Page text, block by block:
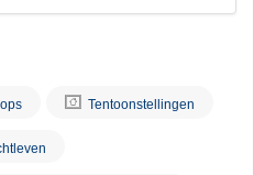
Tentoonstellingen